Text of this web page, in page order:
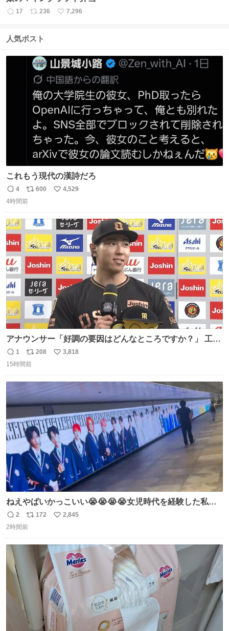
返
数
17
リ
ス
数
236
い
7,296
人気ポスト
これもう現代の漢詩だろ
返
信
4
リ
ポ
数
600
い
4,529
4時間前
アナウンサー「好調の要因はどんなところですか？」 工藤
「え〜、、、要因、、、」 阪神ファン「ﾌｧﾝﾉｵｶｹﾞｰ!」 工藤
「ファンのおかげですっ！😎」 阪神ファンやっぱりオモロ
返
信
1
リ
ポ
数
208
い
3,818
15時間前
ねえやばいかっこいい😭😭😭😭女児時代を経験した私に
ぶっ刺さりなんだが😭😭😭😭😭
返
信
2
リ
ポ
172
い
数
2,845
2時間前